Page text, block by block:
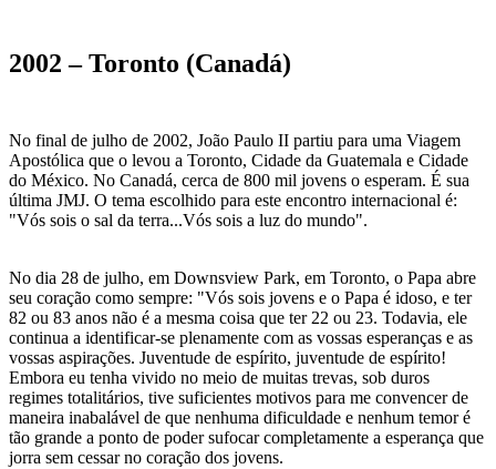
2002 – Toronto (Canadá)
No final de julho de 2002, João Paulo II partiu para uma Viagem
Apostólica que o levou a Toronto, Cidade da Guatemala e Cidade
do México. No Canadá, cerca de 800 mil jovens o esperam. É sua
última JMJ. O tema escolhido para este encontro internacional é:
"Vós sois o sal da terra...Vós sois a luz do mundo".
No dia 28 de julho, em Downsview Park, em Toronto, o Papa abre
seu coração como sempre: "Vós sois jovens e o Papa é idoso, e ter
82 ou 83 anos não é a mesma coisa que ter 22 ou 23. Todavia, ele
continua a identificar-se plenamente com as vossas esperanças e as
vossas aspirações. Juventude de espírito, juventude de espírito!
Embora eu tenha vivido no meio de muitas trevas, sob duros
regimes totalitários, tive suficientes motivos para me convencer de
maneira inabalável de que nenhuma dificuldade e nenhum temor é
tão grande a ponto de poder sufocar completamente a esperança que
jorra sem cessar no coração dos jovens.